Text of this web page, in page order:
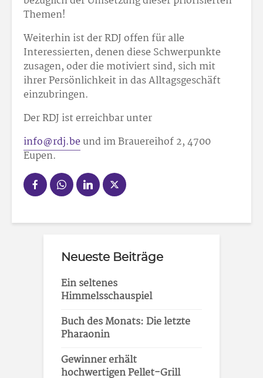
Themen!
Weiterhin ist der RDJ offen für alle
Interessierten, denen diese Schwerpunkte
zusagen, oder die motiviert sind, sich mit
ihrer Persönlichkeit in das Alltagsgeschäft
einzubringen.
Der RDJ ist erreichbar unter
info@rdj.beund im Brauereihof 2, 4700
Eupen.
Neueste Beiträge
Ein seltenes
Himmelsschauspiel
Buch des Monats: Die letzte
Pharaonin
Gewinner erhält
hochwertigen Pellet-Grill